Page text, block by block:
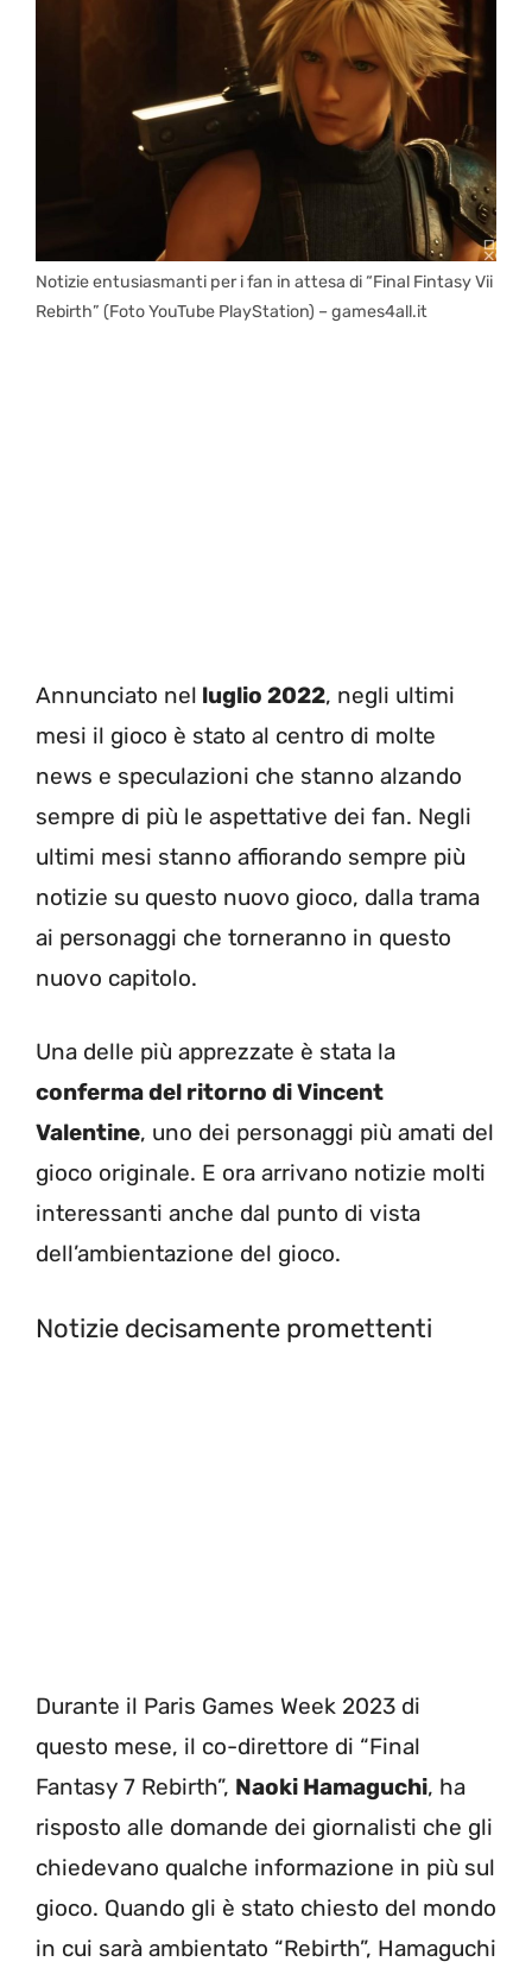
Notizie entusiasmanti per i fan in attesa di “Final Fintasy Vii
Rebirth” (Foto YouTube PlayStation) – games4all.it
Annunciato nel luglio 2022, negli ultimi
mesi il gioco è stato al centro di molte
news e speculazioni che stanno alzando
sempre di più le aspettative dei fan. Negli
ultimi mesi stanno affiorando sempre più
notizie su questo nuovo gioco, dalla trama
ai personaggi che torneranno in questo
nuovo capitolo.
Una delle più apprezzate è stata la
conferma del ritorno di Vincent
Valentine, uno dei personaggi più amati del
gioco originale. E ora arrivano notizie molti
interessanti anche dal punto di vista
dell’ambientazione del gioco.
Notizie decisamente promettenti
Durante il Paris Games Week 2023 di
questo mese, il co-direttore di “Final
Fantasy 7 Rebirth”, Naoki Hamaguchi, ha
risposto alle domande dei giornalisti che gli
chiedevano qualche informazione in più sul
gioco. Quando gli è stato chiesto del mondo
in cui sarà ambientato “Rebirth”, Hamaguchi